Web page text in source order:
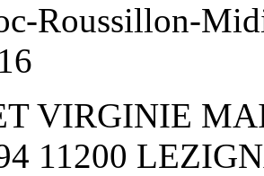
Roussillon-
VIRGINIE
11200